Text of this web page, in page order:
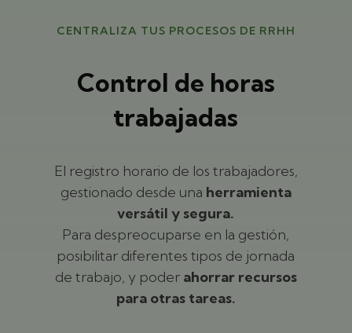
CENTRALIZA TUS PROCESOS DE RRHH
Control de horas
trabajadas
El registro horario de los trabajadores,
gestionado desde una herramienta
versátil y segura.
Para despreocuparse en la gestión,
posibilitar diferentes tipos de jornada
de trabajo, y poder ahorrar recursos
para otras tareas.